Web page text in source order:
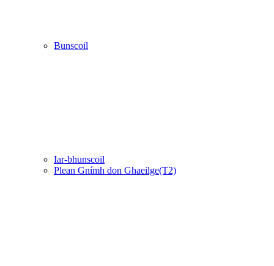
Bunscoil
Iar-bhunscoil
Plean Gnímh don Ghaeilge(T2)